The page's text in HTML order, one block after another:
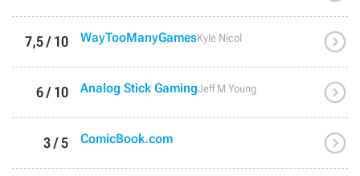
7,5 / 10 WayTooManyGamesKyle Nicol 
6 / 10 Analog Stick GamingJeff M Young 
3 / 5 ComicBook.com 